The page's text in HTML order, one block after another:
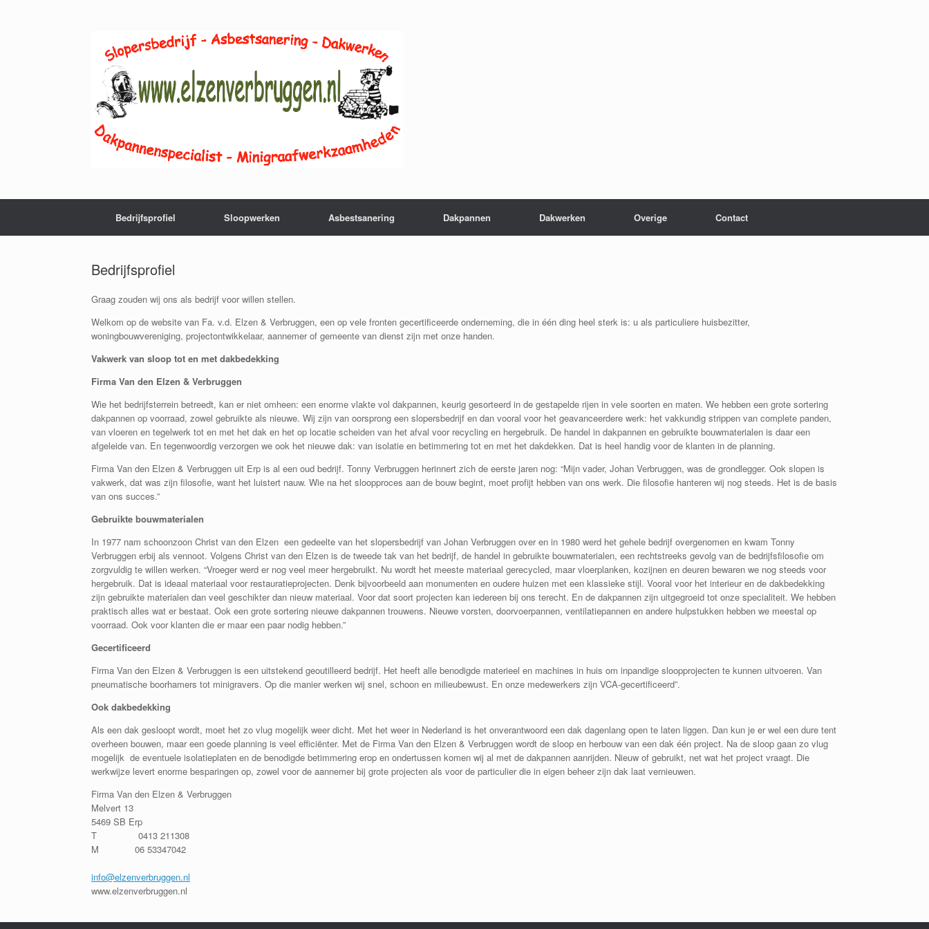
Bedrijfsprofiel Sloopwerken Asbestsanering Dakpannen Dakwerken Overige Contact
Bedrijfsprofiel
Graag zouden wij ons als bedrijf voor willen stellen.
Welkom op de website van Fa. v.d. Elzen & Verbruggen, een op vele fronten gecertificeerde onderneming, die in één ding heel sterk is: u als particuliere huisbezitter,
woningbouwvereniging, projectontwikkelaar, aannemer of gemeente van dienst zijn met onze handen.
Vakwerk van sloop tot en met dakbedekking
Firma Van den Elzen & Verbruggen
Wie het bedrijfsterrein betreedt, kan er niet omheen: een enorme vlakte vol dakpannen, keurig gesorteerd in de gestapelde rijen in vele soorten en maten. We hebben een grote sortering
dakpannen op voorraad, zowel gebruikte als nieuwe. Wij zijn van oorsprong een slopersbedrijf en dan vooral voor het geavanceerdere werk: het vakkundig strippen van complete panden,
van vloeren en tegelwerk tot en met het dak en het op locatie scheiden van het afval voor recycling en hergebruik. De handel in dakpannen en gebruikte bouwmaterialen is daar een
afgeleide van. En tegenwoordig verzorgen we ook het nieuwe dak: van isolatie en betimmering tot en met het dakdekken. Dat is heel handig voor de klanten in de planning.
Firma Van den Elzen & Verbruggen uit Erp is al een oud bedrijf. Tonny Verbruggen herinnert zich de eerste jaren nog: “Mijn vader, Johan Verbruggen, was de grondlegger. Ook slopen is
vakwerk, dat was zijn filosofie, want het luistert nauw. Wie na het sloopproces aan de bouw begint, moet profijt hebben van ons werk. Die filosofie hanteren wij nog steeds. Het is de basis
van ons succes.”
Gebruikte bouwmaterialen
In 1977 nam schoonzoon Christ van den Elzen een gedeelte van het slopersbedrijf van Johan Verbruggen over en in 1980 werd het gehele bedrijf overgenomen en kwam Tonny
Verbruggen erbij als vennoot. Volgens Christ van den Elzen is de tweede tak van het bedrijf, de handel in gebruikte bouwmaterialen, een rechtstreeks gevolg van de bedrijfsfilosofie om
zorgvuldig te willen werken. “Vroeger werd er nog veel meer hergebruikt. Nu wordt het meeste materiaal gerecycled, maar vloerplanken, kozijnen en deuren bewaren we nog steeds voor
hergebruik. Dat is ideaal materiaal voor restauratieprojecten. Denk bijvoorbeeld aan monumenten en oudere huizen met een klassieke stijl. Vooral voor het interieur en de dakbedekking
zijn gebruikte materialen dan veel geschikter dan nieuw materiaal. Voor dat soort projecten kan iedereen bij ons terecht. En de dakpannen zijn uitgegroeid tot onze specialiteit. We hebben
praktisch alles wat er bestaat. Ook een grote sortering nieuwe dakpannen trouwens. Nieuwe vorsten, doorvoerpannen, ventilatiepannen en andere hulpstukken hebben we meestal op
voorraad. Ook voor klanten die er maar een paar nodig hebben.”
Gecertificeerd
Firma Van den Elzen & Verbruggen is een uitstekend geoutilleerd bedrijf. Het heeft alle benodigde materieel en machines in huis om inpandige sloopprojecten te kunnen uitvoeren. Van
pneumatische boorhamers tot minigravers. Op die manier werken wij snel, schoon en milieubewust. En onze medewerkers zijn VCA-gecertificeerd”.
Ook dakbedekking
Als een dak gesloopt wordt, moet het zo vlug mogelijk weer dicht. Met het weer in Nederland is het onverantwoord een dak dagenlang open te laten liggen. Dan kun je er wel een dure tent
overheen bouwen, maar een goede planning is veel efficiënter. Met de Firma Van den Elzen & Verbruggen wordt de sloop en herbouw van een dak één project. Na de sloop gaan zo vlug
mogelijk de eventuele isolatieplaten en de benodigde betimmering erop en ondertussen komen wij al met de dakpannen aanrijden. Nieuw of gebruikt, net wat het project vraagt. Die
werkwijze levert enorme besparingen op, zowel voor de aannemer bij grote projecten als voor de particulier die in eigen beheer zijn dak laat vernieuwen.
Firma Van den Elzen & Verbruggen
Melvert 13
5469 SB Erp
T 0413 211308
M 06 53347042
info@elzenverbruggen.nl
www.elzenverbruggen.nl